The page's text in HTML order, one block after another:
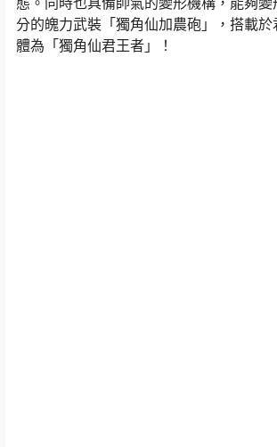
分的魄力武裝「獨角仙加農砲」，搭載
體為「獨角仙君王者」！